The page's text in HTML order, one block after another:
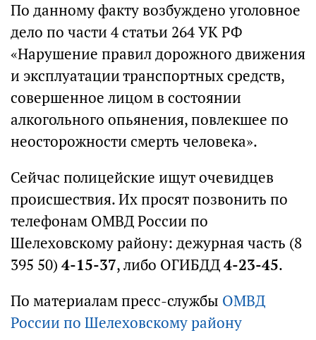
По данному факту возбуждено уголовное
дело по части 4 статьи 264 УК РФ
«Нарушение правил дорожного движения
и эксплуатации транспортных средств,
совершенное лицом в состоянии
алкогольного опьянения, повлекшее по
неосторожности смерть человека».
Сейчас полицейские ищут очевидцев
происшествия. Их просят позвонить по
телефонам ОМВД России по
Шелеховскому району: дежурная часть (8
395 50) 4-15-37, либо ОГИБДД4-23-45.
По материалам пресс-службы ОМВД
России по Шелеховскому району